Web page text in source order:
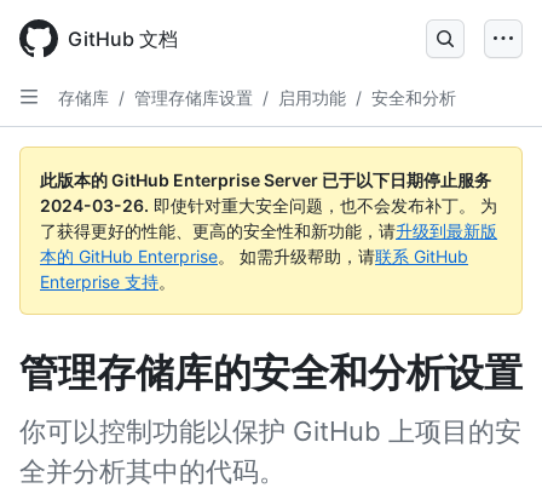
main
content
GitHub 文档
存储库 / 管理存储库设置 / 启用功能 / 安全和分析
此版本的 GitHub Enterprise Server 已于以下日期停止服务
2024-03-26. 即使针对重大安全问题，也不会发布补丁。 为
了获得更好的性能、更高的安全性和新功能，请升级到最新版
本的 GitHub Enterprise。 如需升级帮助，请联系 GitHub
Enterprise 支持。
管理存储库的安全和分析设置
你可以控制功能以保护 GitHub 上项目的安
全并分析其中的代码。